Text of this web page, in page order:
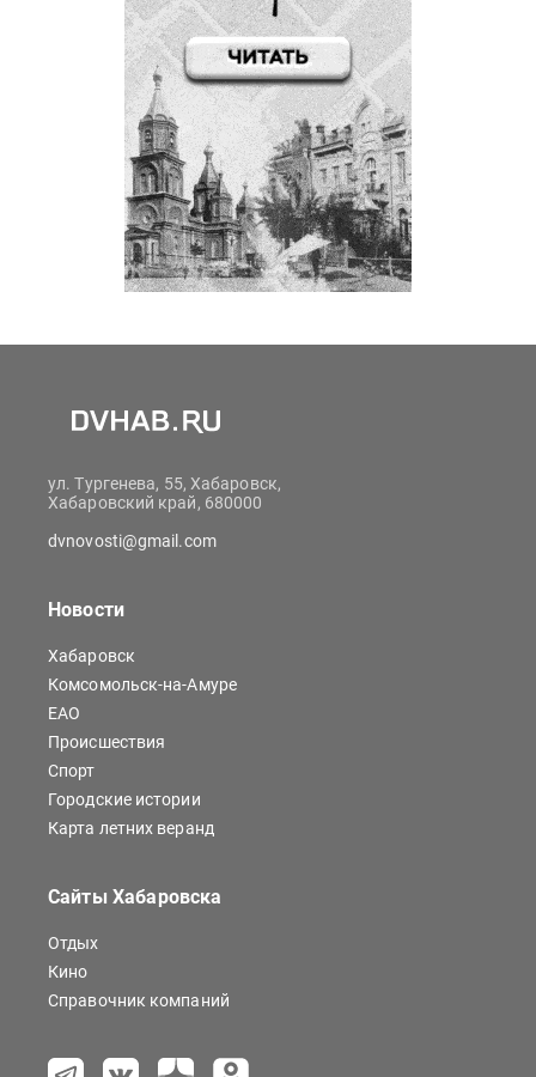
ул. Тургенева, 55, Хабаровск,
Хабаровский край, 680000
dvnovosti@gmail.com
Новости
Хабаровск
Комсомольск-на-Амуре
ЕАО
Происшествия
Спорт
Городские истории
Карта летних веранд
Сайты Хабаровска
Отдых
Кино
Справочник компаний